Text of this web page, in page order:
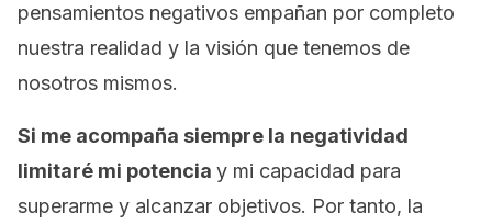
pensamientos negativos empañan por completo
nuestra realidad y la visión que tenemos de
nosotros mismos.
Si me acompaña siempre la negatividad
limitaré mi potencia y mi capacidad para
superarme y alcanzar objetivos. Por tanto, la